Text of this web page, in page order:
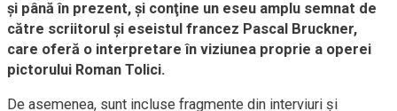
şi până în prezent, şi conţine un eseu amplu semnat de
către scriitorul şi eseistul francez Pascal Bruckner,
care oferă o interpretare în viziunea proprie a operei
pictorului Roman Tolici.
De asemenea, sunt incluse fragmente din interviuri şi